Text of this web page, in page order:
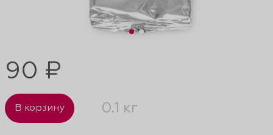
90 ₽
В корзину 0.1 кг